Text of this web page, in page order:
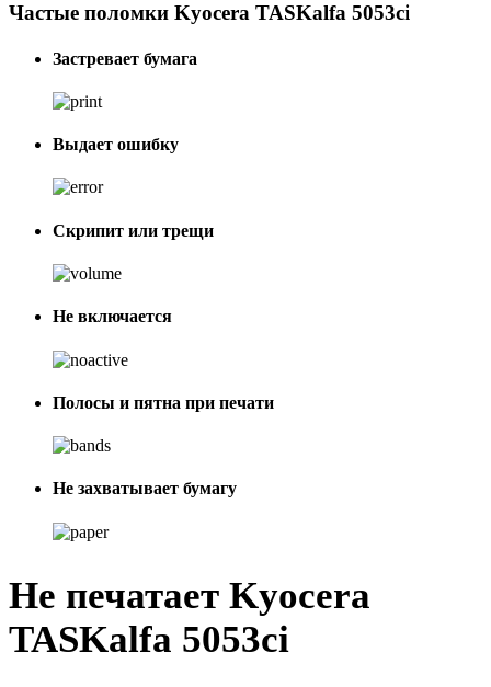
Частые поломки Kyocera TASKalfa 5053ci
Застревает бумага
Выдает ошибку
Скрипит или трещи
Не включается
Полосы и пятна при печати
Не захватывает бумагу
Не печатает Kyocera
TASKalfa 5053ci